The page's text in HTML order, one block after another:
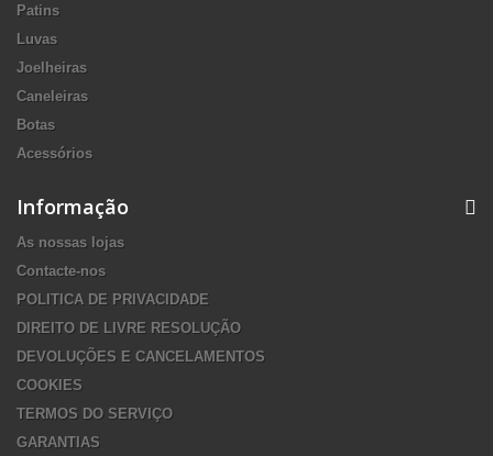
Patins
Luvas
Joelheiras
Caneleiras
Botas
Acessórios
Informação
As nossas lojas
Contacte-nos
POLITICA DE PRIVACIDADE
DIREITO DE LIVRE RESOLUÇÃO
DEVOLUÇÕES E CANCELAMENTOS
COOKIES
TERMOS DO SERVIÇO
GARANTIAS